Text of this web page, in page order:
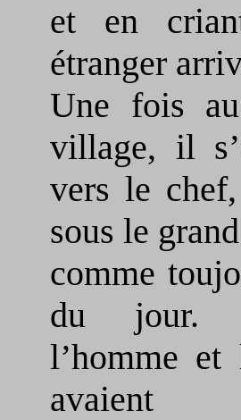
et en
étranger
Une fois
village, il
vers le
sous le
comme
du jour.
l’homme et